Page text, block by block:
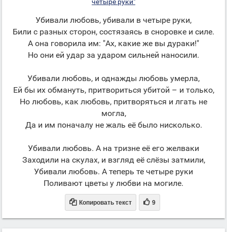
Убивали любовь, убивали в четыре руки,
Били с разных сторон, состязаясь в сноровке и силе.
А она говорила им: "Ах, какие же вы дураки!"
Но они ей удар за ударом сильней наносили.
Убивали любовь, и однажды любовь умерла,
Ей бы их обмануть, притвориться убитой – и только,
Но любовь, как любовь, притворяться и лгать не
могла,
Да и им поначалу не жаль её было нисколько.
Убивали любовь. А на тризне её его желваки
Заходили на скулах, и взгляд её слёзы затмили,
Убивали любовь. А теперь те четыре руки
Поливают цветы у любви на могиле.
 Копировать текст  9